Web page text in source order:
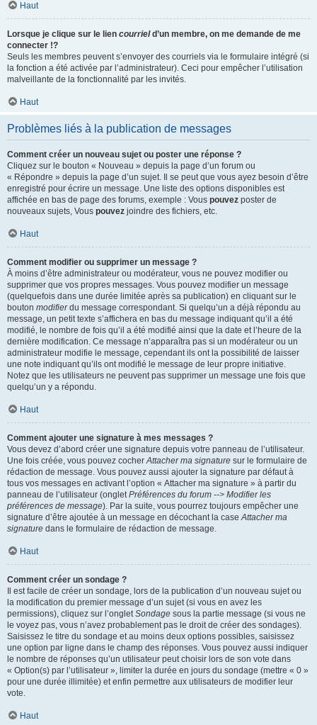
Haut
Lorsque je clique sur le lien courrield’un membre, on me demande de me
connecter !?
Seuls les membres peuvent s’envoyer des courriels via le formulaire intégré (si
la fonction a été activée par l’administrateur). Ceci pour empêcher l’utilisation
malveillante de la fonctionnalité par les invités.
Haut
Problèmes liés à la publication de messages
Comment créer un nouveau sujet ou poster une réponse ?
Cliquez sur le bouton « Nouveau » depuis la page d’un forum ou
« Répondre » depuis la page d’un sujet. Il se peut que vous ayez besoin d’être
enregistré pour écrire un message. Une liste des options disponibles est
affichée en bas de page des forums, exemple : Vous pouvez poster de
nouveaux sujets, Vous pouvez joindre des fichiers, etc.
Haut
Comment modifier ou supprimer un message ?
À moins d’être administrateur ou modérateur, vous ne pouvez modifier ou
supprimer que vos propres messages. Vous pouvez modifier un message
(quelquefois dans une durée limitée après sa publication) en cliquant sur le
bouton modifierdu message correspondant. Si quelqu’un a déjà répondu au
message, un petit texte s’affichera en bas du message indiquant qu’il a été
modifié, le nombre de fois qu’il a été modifié ainsi que la date et l’heure de la
dernière modification. Ce message n’apparaîtra pas si un modérateur ou un
administrateur modifie le message, cependant ils ont la possibilité de laisser
une note indiquant qu’ils ont modifié le message de leur propre initiative.
Notez que les utilisateurs ne peuvent pas supprimer un message une fois que
quelqu’un y a répondu.
Haut
Comment ajouter une signature à mes messages ?
Vous devez d’abord créer une signature depuis votre panneau de l’utilisateur.
Une fois créée, vous pouvez cocherAttacher ma signature sur le formulaire de
rédaction de message. Vous pouvez aussi ajouter la signature par défaut à
tous vos messages en activant l’option « Attacher ma signature » à partir du
panneau de l’utilisateur (ongletPréférences du forum --> Modifier les
préférences de message). Par la suite, vous pourrez toujours empêcher une
signature d’être ajoutée à un message en décochant la caseAttacher ma
signature dans le formulaire de rédaction de message.
Haut
Comment créer un sondage ?
Il est facile de créer un sondage, lors de la publication d’un nouveau sujet ou
la modification du premier message d’un sujet (si vous en avez les
permissions), cliquez sur l’ongletSondage sous la partie message (si vous ne
le voyez pas, vous n’avez probablement pas le droit de créer des sondages).
Saisissez le titre du sondage et au moins deux options possibles, saisissez
une option par ligne dans le champ des réponses. Vous pouvez aussi indiquer
le nombre de réponses qu’un utilisateur peut choisir lors de son vote dans
« Option(s) par l’utilisateur », limiter la durée en jours du sondage (mettre « 0 »
pour une durée illimitée) et enfin permettre aux utilisateurs de modifier leur
vote.
Haut